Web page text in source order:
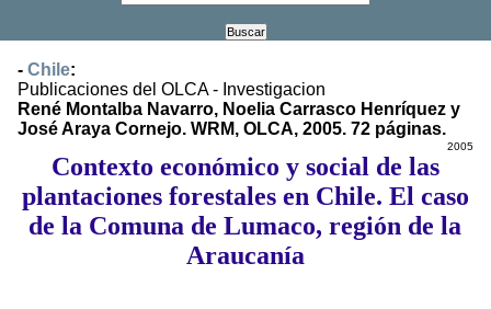
- Chile:
Publicaciones del OLCA - Investigacion
René Montalba Navarro, Noelia Carrasco Henríquez y
José Araya Cornejo. WRM, OLCA, 2005. 72 páginas.
2005
Contexto económico y social de las
plantaciones forestales en Chile. El caso
de la Comuna de Lumaco, región de la
Araucanía